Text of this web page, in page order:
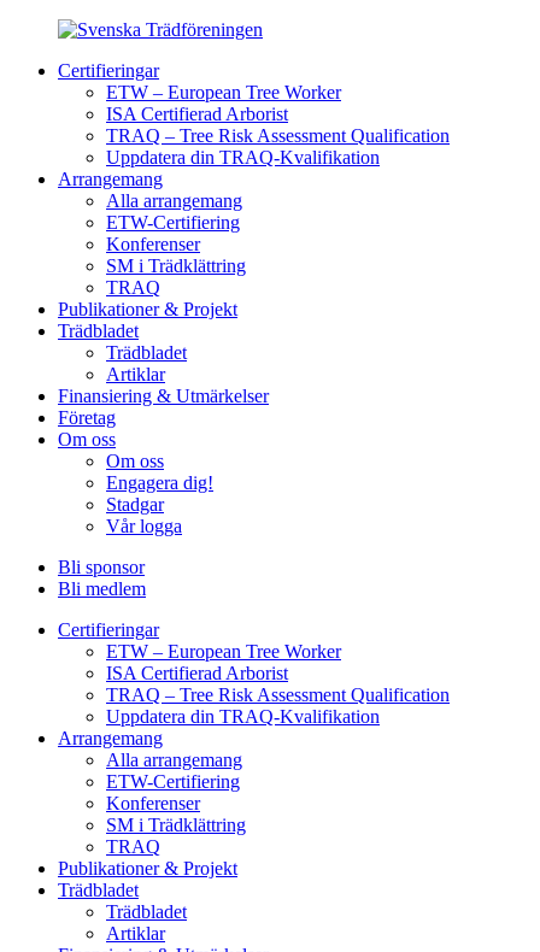
Certifieringar
ETW – European Tree Worker
ISA Certifierad Arborist
TRAQ – Tree Risk Assessment Qualification
Uppdatera din TRAQ-Kvalifikation
Arrangemang
Alla arrangemang
ETW-Certifiering
Konferenser
SM i Trädklättring
TRAQ
Publikationer & Projekt
Trädbladet
Trädbladet
Artiklar
Finansiering & Utmärkelser
Företag
Om oss
Om oss
Engagera dig!
Stadgar
Vår logga
Bli sponsor
Bli medlem
Certifieringar
ETW – European Tree Worker
ISA Certifierad Arborist
TRAQ – Tree Risk Assessment Qualification
Uppdatera din TRAQ-Kvalifikation
Arrangemang
Alla arrangemang
ETW-Certifiering
Konferenser
SM i Trädklättring
TRAQ
Publikationer & Projekt
Trädbladet
Trädbladet
Artiklar